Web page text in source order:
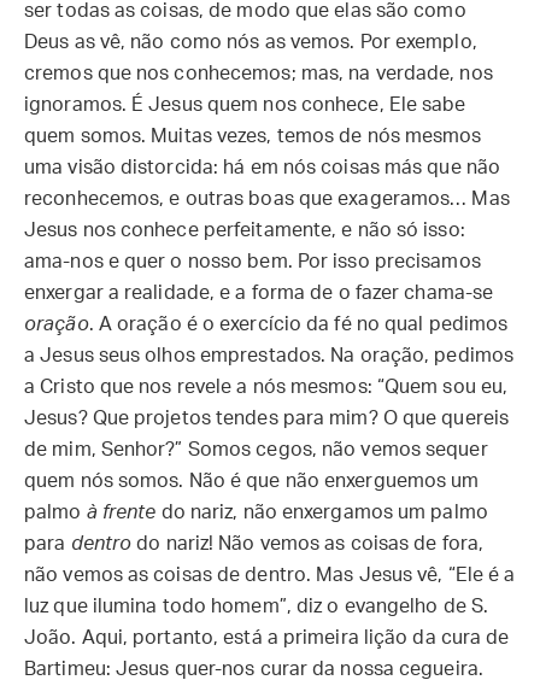
ser todas as coisas, de modo que elas são como
Deus as vê, não como nós as vemos. Por exemplo,
cremos que nos conhecemos; mas, na verdade, nos
ignoramos. É Jesus quem nos conhece, Ele sabe
quem somos. Muitas vezes, temos de nós mesmos
uma visão distorcida: há em nós coisas más que não
reconhecemos, e outras boas que exageramos… Mas
Jesus nos conhece perfeitamente, e não só isso:
ama-nos e quer o nosso bem. Por isso precisamos
enxergar a realidade, e a forma de o fazer chama-se
oração. A oração é o exercício da fé no qual pedimos
a Jesus seus olhos emprestados. Na oração, pedimos
a Cristo que nos revele a nós mesmos: “Quem sou eu,
Jesus? Que projetos tendes para mim? O que quereis
de mim, Senhor?” Somos cegos, não vemos sequer
quem nós somos. Não é que não enxerguemos um
palmo à frente do nariz, não enxergamos um palmo
para dentro do nariz! Não vemos as coisas de fora,
não vemos as coisas de dentro. Mas Jesus vê, “Ele é a
luz que ilumina todo homem”, diz o evangelho de S.
João. Aqui, portanto, está a primeira lição da cura de
Bartimeu: Jesus quer-nos curar da nossa cegueira.